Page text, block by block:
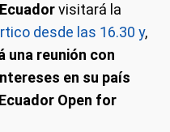
Ecuadorvisitará la
desde las 16.30 y,
una reunión con
en su país
Open for